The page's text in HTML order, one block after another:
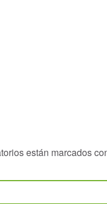
están marcados